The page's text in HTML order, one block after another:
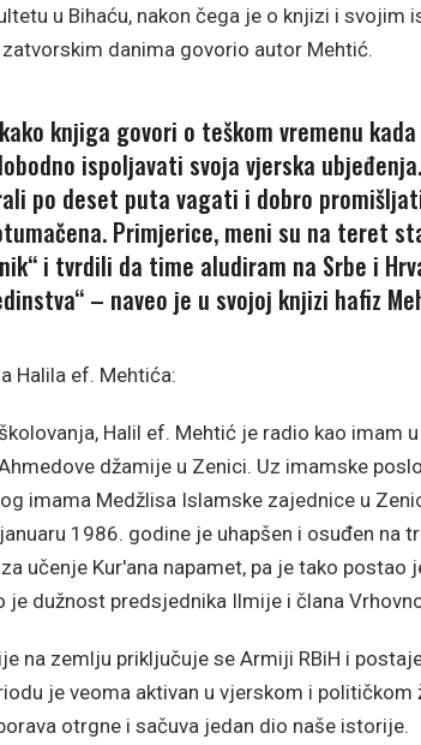
u Bihaću, nakon čega je o knjizi i svojim
danima govorio autor Mehtić.
knjiga govori o teškom vremenu
ispoljavati svoja vjerska
po deset puta vagati i dobro
Primjerice, meni su na teret
i tvrdili da time aludiram na Srbe i
– naveo je u svojoj knjizi hafiz
Halila ef. Mehtića:
Halil ef. Mehtić je radio kao imam
džamije u Zenici. Uz imamske
imama Medžlisa Islamske zajednice u
1986. godine je uhapšen i osuđen
učenje Kur'ana napamet, pa je tako postao
je dužnost predsjednika Ilmije i člana
na zemlju priključuje se Armiji RBiH i
je veoma aktivan u vjerskom i političkom
otrgne i sačuva jedan dio naše istorije.